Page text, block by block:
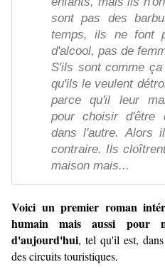
sont pas des
temps, ils ne font
d'alcool, pas de
S'ils sont comme
qu'ils le veulent
parce qu'il leur
pour choisir d'être
dans l'autre. Alors
contraire. Ils
maison mais...
Voici un premier roman
humain mais aussi pour
d'aujourd'hui, tel qu'il est,
des circuits touristiques.